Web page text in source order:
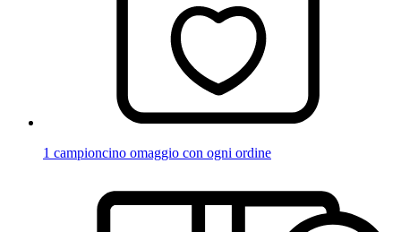
1 campioncino omaggio con ogni ordine